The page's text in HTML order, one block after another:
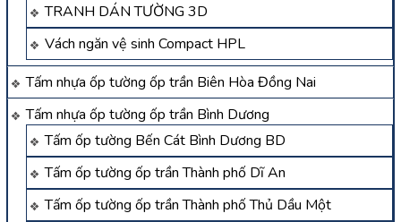
TRANH DÁN TƯỜNG 3D
Vách ngăn vệ sinh Compact HPL
Tấm nhựa ốp tường ốp trần Biên Hòa Đồng Nai
Tấm nhựa ốp tường ốp trần Bình Dương
Tấm ốp tường Bến Cát Bình Dương BD
Tấm ốp tường ốp trần Thành phố Dĩ An
Tấm ốp tường ốp trần Thành phố Thủ Dầu Một